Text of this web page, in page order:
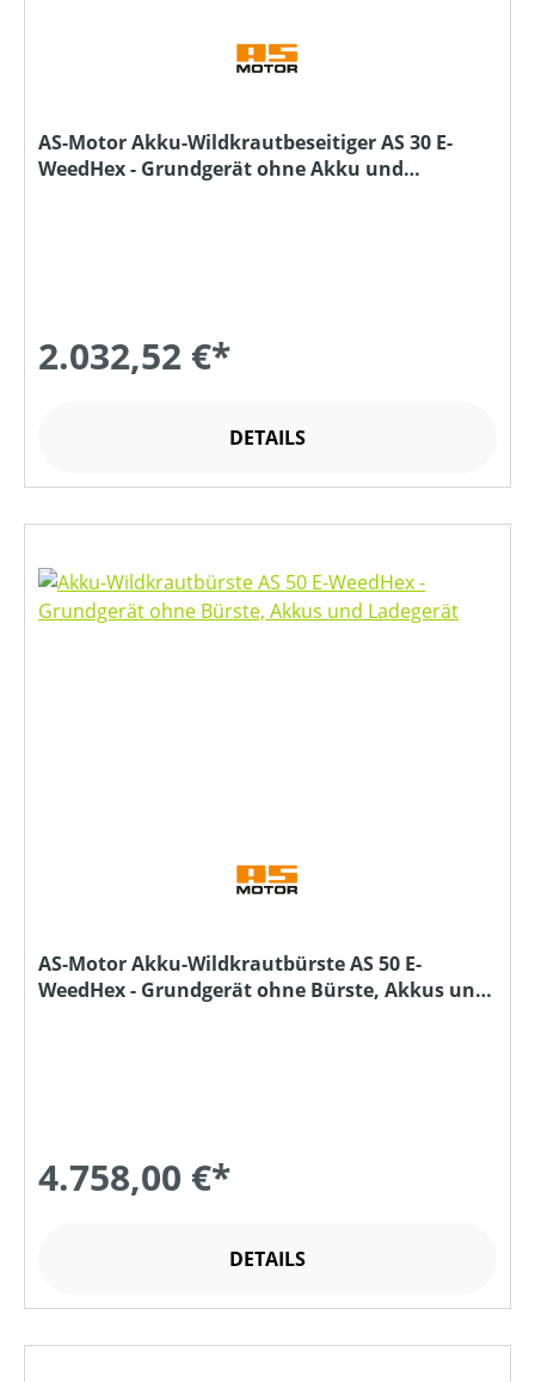
AS-Motor Akku-Wildkrautbeseitiger AS 30 E-
WeedHex - Grundgerät ohne Akku und
2.032,52 €*
DETAILS
AS-Motor Akku-Wildkrautbürste AS 50 E-
WeedHex - Grundgerät ohne Bürste, Akkus und
4.758,00 €*
DETAILS